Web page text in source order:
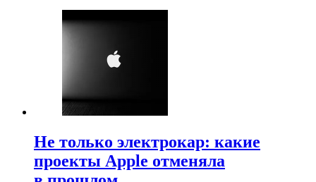
Не только электрокар: какие
проекты Apple отменяла